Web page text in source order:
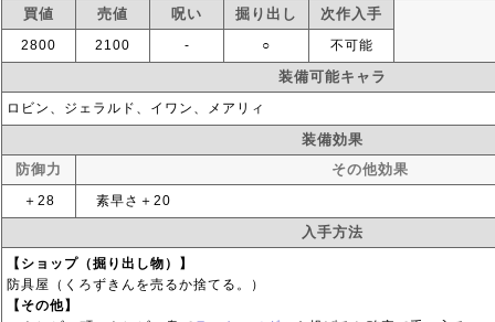
買値 売値 呪い 掘り出し 次作入手
2800 2100 ‐ ○ 不可能
装備可能キャラ
ロビン、ジェラルド、イワン、メアリィ
装備効果
防御力
その他効果
＋28 素早さ＋20
入手方法
【ショップ（掘り出し物）】
防具屋（くろずきんを売るか捨てる。）
【その他】